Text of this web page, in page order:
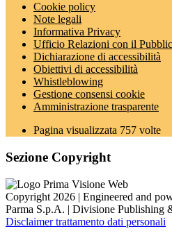
Cookie policy
Note legali
Informativa Privacy
Ufficio Relazioni con il
Dichiarazione di accessibilità
Obiettivi di accessibilità
Whistleblowing
Gestione consensi cookie
Amministrazione trasparente
Pagina visualizzata 757 volte
Sezione Copyright
Copyright 2026 | Engineered and
Parma S.p.A. | Divisione Publishing
Disclaimer trattamento dati personali